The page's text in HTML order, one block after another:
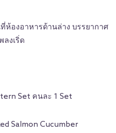
ห้องอาหารด้านล่าง บรรยากาศ
ลงเริ่ด
Set คนละ 1 Set
Salmon Cucumber